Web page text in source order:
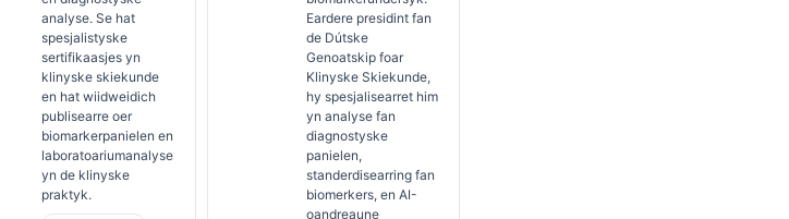
analyse. Se hat
spesjalistyske
sertifikaasjes yn
klinyske skiekunde
en hat wiidweidich
publisearre oer
biomarkerpanielen en
laboratoariumanalyse
yn de klinyske
praktyk.
Eardere presidint fan
de Dútske
Genoatskip foar
Klinyske Skiekunde,
hy spesjalisearret him
yn analyse fan
diagnostyske
panielen,
standerdisearring fan
biomerkers, en AI-
oandreaune